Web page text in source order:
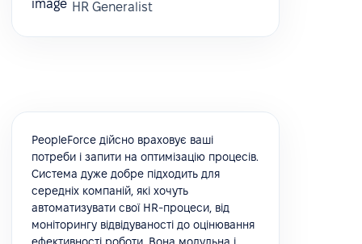
HR Generalist
PeopleForce дійсно враховує ваші
потреби і запити на оптимізацію процесів.
Система дуже добре підходить для
середніх компаній, які хочуть
автоматизувати свої HR-процеси, від
моніторингу відвідуваності до оцінювання